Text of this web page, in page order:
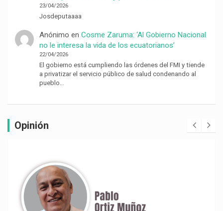
23/04/2026
Josdeputaaaa
Anónimo en Cosme Zaruma: ‘Al Gobierno Nacional
no le interesa la vida de los ecuatorianos’
22/04/2026
El gobierno está cumpliendo las órdenes del FMI y tiende
a privatizar el servicio público de salud condenando al
pueblo…
Opinión